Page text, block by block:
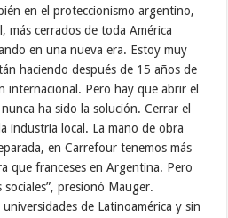
en el proteccionismo argentino,
más cerrados de toda América
en una nueva era. Estoy muy
haciendo después de 15 años de
internacional. Pero hay que abrir el
ha sido la solución. Cerrar el
industria local. La mano de obra
en Carrefour tenemos más
que franceses en Argentina. Pero
presionó Mauger.
de Latinoamérica y sin